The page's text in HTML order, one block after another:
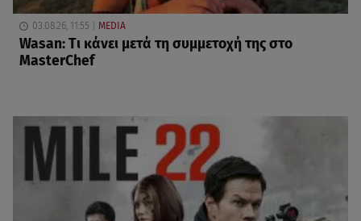
03.08.26, 11:55 MEDIA
Wasan: Tι κάνει μετά τη συμμετοχή της στο
MasterChef